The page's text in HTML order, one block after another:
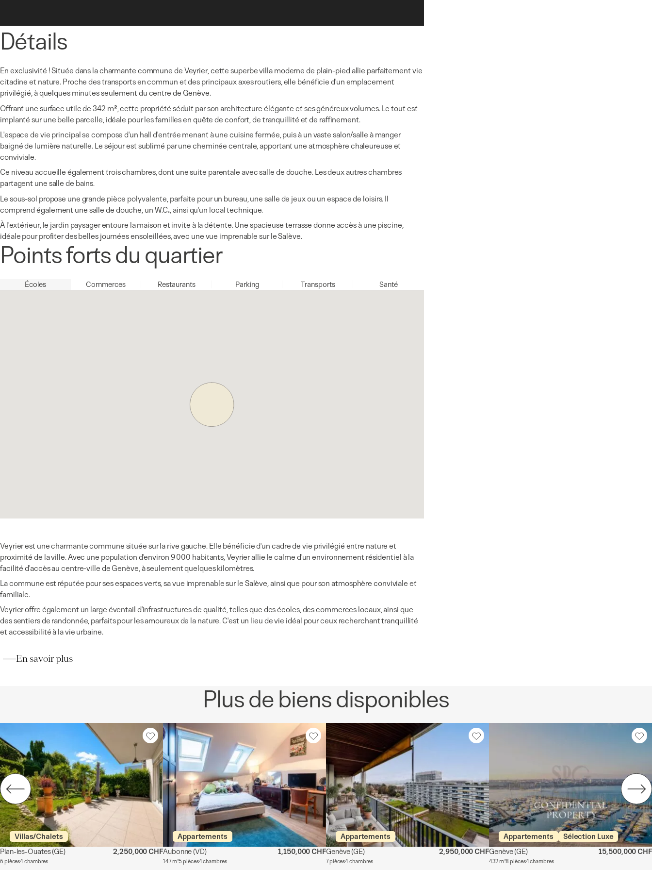
Détails
En exclusivité ! Située dans la charmante commune de Veyrier, cette superbe villa moderne de plain-pied allie parfaitement vie
citadine et nature. Proche des transports en commun et des principaux axes routiers, elle bénéficie d'un emplacement
privilégié, à quelques minutes seulement du centre de Genève.
Offrant une surface utile de 342 m² , cette propriété séduit par son architecture élégante et ses généreux volumes. Le tout est
implanté sur une belle parcelle, idéale pour les familles en quête de confort, de tranquillité et de raffinement.
L'espace de vie principal se compose d'un hall d'entrée menant à une cuisine fermée, puis à un vaste salon/salle à manger
baigné de lumière naturelle. Le séjour est sublimé par une cheminée centrale, apportant une atmosphère chaleureuse et
conviviale.
Ce niveau accueille également trois chambres, dont une suite parentale avec salle de douche. Les deux autres chambres
partagent une salle de bains.
Le sous-sol propose une grande pièce polyvalente, parfaite pour un bureau, une salle de jeux ou un espace de loisirs. Il
comprend également une salle de douche, un W.C. , ainsi qu'un local technique.
À l'extérieur, le jardin paysager entoure la maison et invite à la détente. Une spacieuse terrasse donne accès à une piscine,
idéale pour profiter des belles journées ensoleillées, avec une vue imprenable sur le Salève.
Points forts du quartier
Écoles Commerces Restaurants Parking Transports Santé
Veyrier est une charmante commune située sur la rive gauche. Elle bénéficie d'un cadre de vie privilégié entre nature et
proximité de la ville. Avec une population d'environ 9 000 habitants, Veyrier allie le calme d'un environnement résidentiel à la
facilité d'accès au centre-ville de Genève, à seulement quelques kilomètres.
La commune est réputée pour ses espaces verts, sa vue imprenable sur le Salève, ainsi que pour son atmosphère conviviale et
familiale.
Veyrier offre également un large éventail d'infrastructures de qualité, telles que des écoles, des commerces locaux, ainsi que
des sentiers de randonnée, parfaits pour les amoureux de la nature. C'est un lieu de vie idéal pour ceux recherchant tranquillité
et accessibilité à la vie urbaine.
En savoir plus
Plus de biens disponibles
Villas/Chalets
Plan-les-Ouates(GE)
6 pièces4 chambres
2,250,000 CHF
Appartements
Aubonne(VD)
147 m²5 pièces4 chambres
1,150,000 CHF
Appartements
Genève(GE)
7 pièces4 chambres
2,950,000 CHF
Appartements
Sélection Luxe
Genève(GE)
432 m²8 pièces4 chambres
15,500,000 CHF